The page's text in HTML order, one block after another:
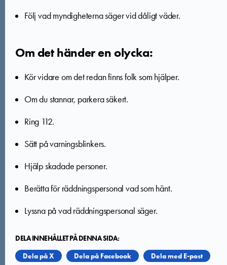
Följ vad myndigheterna säger vid dåligt väder.
Om det händer en olycka:
Kör vidare om det redan finns folk som hjälper.
Om du stannar, parkera säkert.
Ring 112.
Sätt på varningsblinkers.
Hjälp skadade personer.
Berätta för räddningspersonal vad som hänt.
Lyssna på vad räddningspersonal säger.
DELA INNEHÅLLET PÅ DENNA SIDA:
Dela på X
Dela på Facebook Dela med E-post